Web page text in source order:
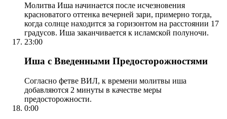
Молитва Иша начинается после исчезновения
красноватого оттенка вечерней зари, примерно тогда,
когда солнце находится за горизонтом на расстоянии 17
градусов. Иша заканчивается к исламской полуночи.
23:00
Иша с Введенными Предосторожностями
Согласно фетве ВИЛ, к времени молитвы иша
добавляются 2 минуты в качестве меры
предосторожности.
0:00